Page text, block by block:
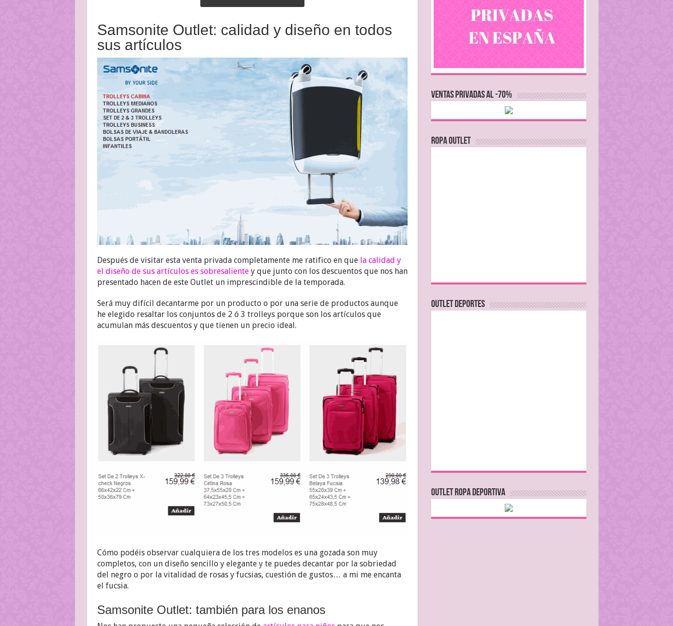
Samsonite Outlet: calidad y diseño en todos
sus artículos
Después de visitar esta venta privada completamente me ratifico en que la calidad y
el diseño de sus artículos es sobresalientey que junto con los descuentos que nos han
presentado hacen de este Outlet un imprescindible de la temporada.
Será muy difícil decantarme por un producto o por una serie de productos aunque
he elegido resaltar los conjuntos de 2 ó 3 trolleys porque son los artículos que
acumulan más descuentos y que tienen un precio ideal.
Cómo podéis observar cualquiera de los tres modelos es una gozada son muy
completos, con un diseño sencillo y elegante y te puedes decantar por la sobriedad
del negro o por la vitalidad de rosas y fucsias, cuestión de gustos… a mi me encanta
el fucsia.
Samsonite Outlet: también para los enanos
VENTAS PRIVADAS AL -70%
Ropa Outlet
OUTLET DEPORTES
OUTLET ROPA DEPORTIVA